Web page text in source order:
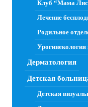
Клуб “Мама
Лечение
Родильное
Дерматология
Детская
Детская